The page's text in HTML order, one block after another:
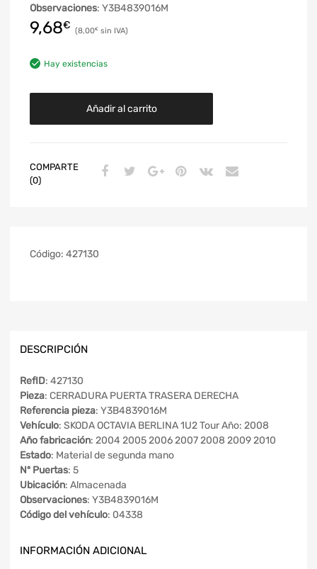
Observaciones: Y3B4839016M
9,68€ 8,00€
Hay existencias
Añadir al carrito
COMPARTE
(0)
Código: 427130
DESCRIPCIÓN
RefID: 427130
Pieza: CERRADURA PUERTA TRASERA DERECHA
Referencia pieza: Y3B4839016M
Vehículo: SKODA OCTAVIA BERLINA 1U2 Tour Año: 2008
Año fabricación: 2004 2005 2006 2007 2008 2009 2010
Estado: Material de segunda mano
Nº Puertas: 5
Ubicación: Almacenada
Observaciones: Y3B4839016M
Código del vehículo: 04338
INFORMACIÓN ADICIONAL